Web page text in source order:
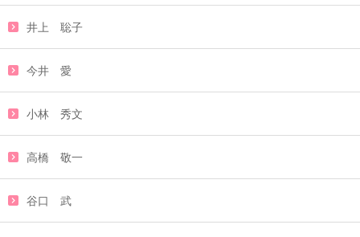
井上 聡子
今井 愛
小林 秀文
高橋 敬一
谷口 武